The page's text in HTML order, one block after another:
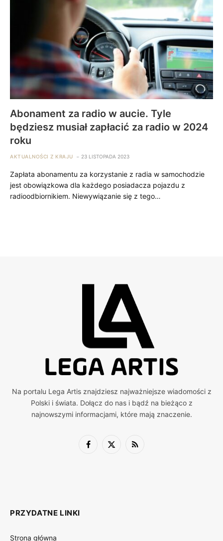
Abonament za radio w aucie. Tyle
będziesz musiał zapłacić za radio w 2024
roku
AKTUALNOŚCI Z KRAJU 23 LISTOPADA 2023
Zapłata abonamentu za korzystanie z radia w samochodzie
jest obowiązkowa dla każdego posiadacza pojazdu z
radioodbiornikiem. Niewywiązanie się z tego…
Na portalu Lega Artis znajdziesz najważniejsze wiadomości z
Polski i świata. Dołącz do nas i bądź na bieżąco z
najnowszymi informacjami, które mają znaczenie.
Facebook
X
RSS
PRZYDATNE LINKI
Strona główna